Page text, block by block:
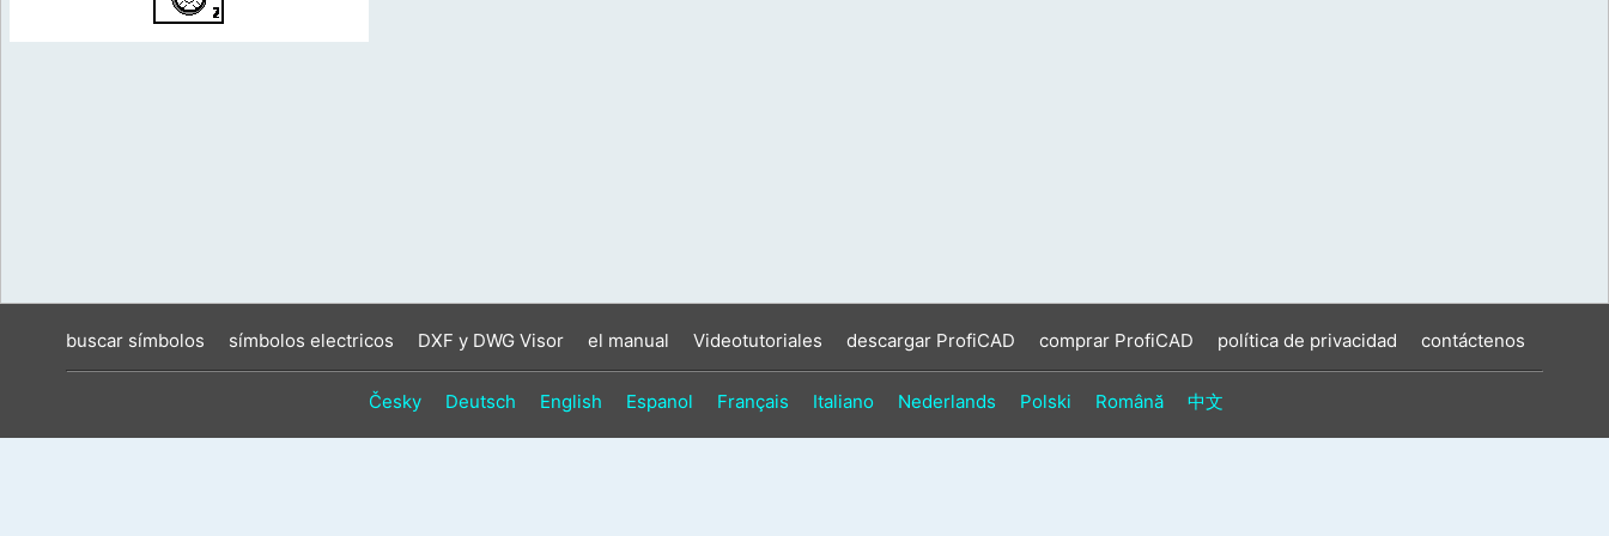
buscar símbolos símbolos electricos DXF y DWG Visor el manual Videotutoriales descargar ProfiCAD comprar ProfiCAD política de privacidad contáctenos
Česky Deutsch English Espanol Français Italiano Nederlands Polski Română 中文